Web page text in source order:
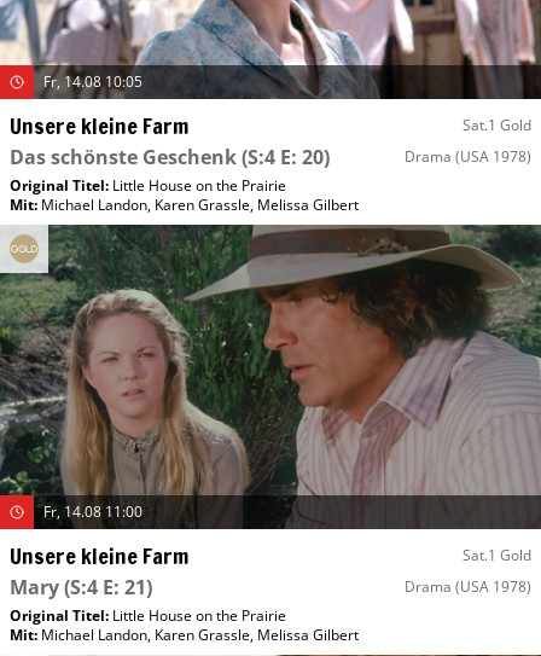
Fr, 14.08 10:05
Unsere kleine Farm Sat.1 Gold
Das schönste Geschenk(S:4 E: 20) Drama (USA 1978)
Original Titel: Little House on the Prairie
Mit: Michael Landon, Karen Grassle, Melissa Gilbert
Fr, 14.08 11:00
Unsere kleine Farm Sat.1 Gold
Mary(S:4 E: 21) Drama (USA 1978)
Original Titel: Little House on the Prairie
Mit: Michael Landon, Karen Grassle, Melissa Gilbert